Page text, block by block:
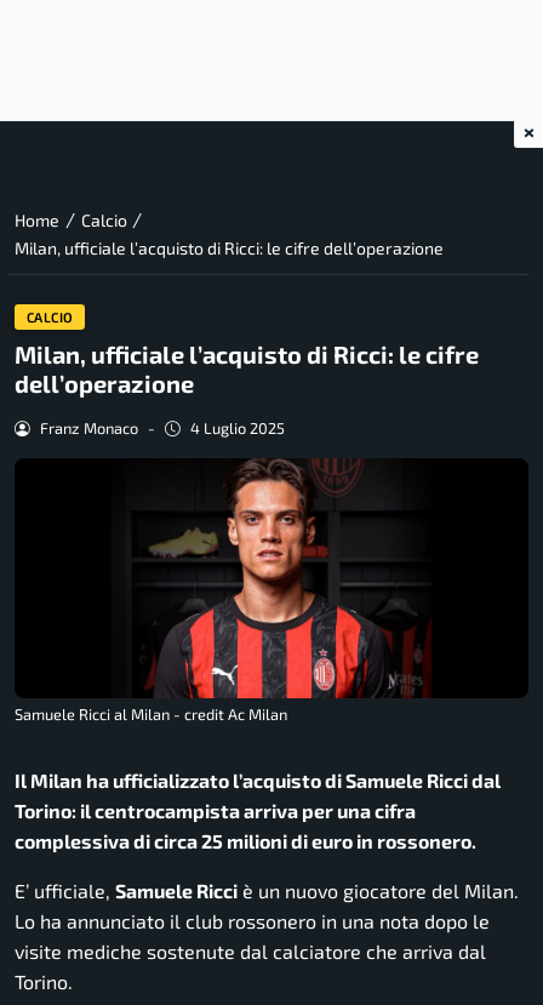
Home / Calcio /
Milan, ufficiale l’acquisto di Ricci: le cifre dell’operazione
CALCIO
Milan, ufficiale l’acquisto di Ricci: le cifre
dell’operazione
Franz Monaco - 4 Luglio 2025
Samuele Ricci al Milan - credit Ac Milan
Il Milan ha ufficializzato l’acquisto di Samuele Ricci dal
Torino: il centrocampista arriva per una cifra
complessiva di circa 25 milioni di euro in rossonero.
E’ ufficiale, Samuele Ricci è un nuovo giocatore del Milan.
Lo ha annunciato il club rossonero in una nota dopo le
visite mediche sostenute dal calciatore che arriva dal
Torino.
×